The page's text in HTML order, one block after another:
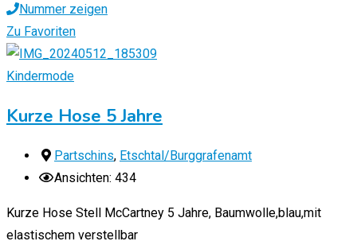
Nummer zeigen
Zu Favoriten
Kindermode
Kurze Hose 5 Jahre
Partschins, Etschtal/Burggrafenamt
Ansichten: 434
Kurze Hose Stell McCartney 5 Jahre, Baumwolle,blau,mit
elastischem verstellbar